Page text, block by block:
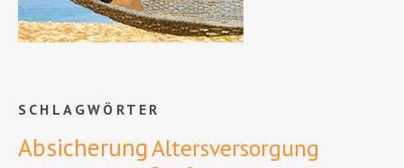
SCHLAGWÖRTER
AbsicherungAltersversorgung